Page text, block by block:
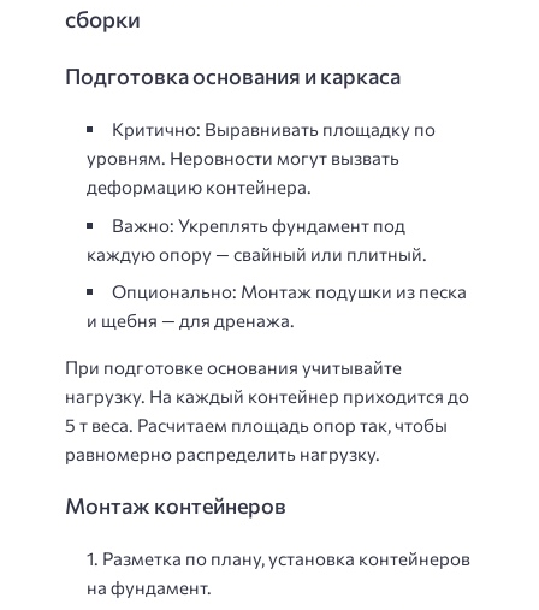
сборки
Подготовка основания и каркаса
Критично: Выравнивать площадку по
уровням. Неровности могут вызвать
деформацию контейнера.
Важно: Укреплять фундамент под
каждую опору — свайный или плитный.
Опционально: Монтаж подушки из песка
и щебня — для дренажа.
При подготовке основания учитывайте
нагрузку. На каждый контейнер приходится до
5 т веса. Расчитаем площадь опор так, чтобы
равномерно распределить нагрузку.
Монтаж контейнеров
Разметка по плану, установка контейнеров
на фундамент.